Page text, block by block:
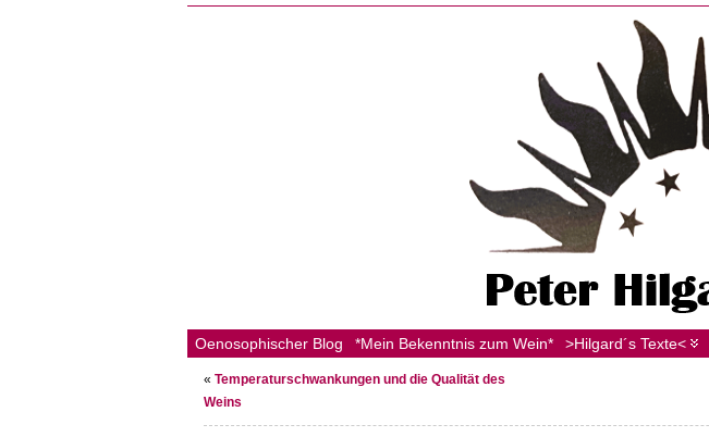
Oenosophischer Blog *Mein Bekenntnis zum Wein* >Hilgard´s Texte<
« Temperaturschwankungen und die Qualität des
Weins